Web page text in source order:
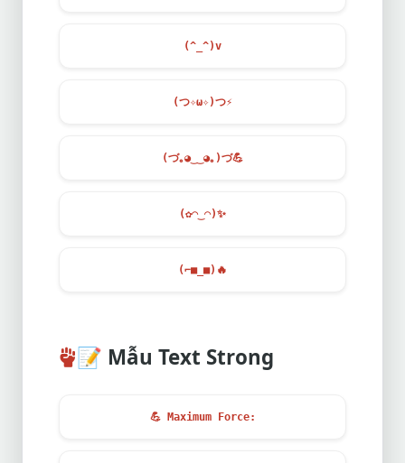
(^_^)v
(つ✧ω✧)つ⚡
(づ｡◕‿‿◕｡)づ💪
(✿◠‿◠)✨
(⌐■_■) 🔥
📝 Mẫu Text Strong
💪Maximum Force: